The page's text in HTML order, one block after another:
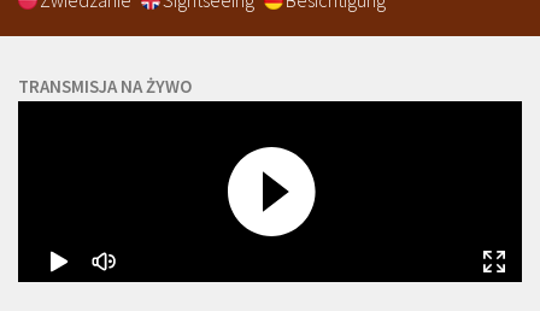
TRANSMISJA NA ŻYWO